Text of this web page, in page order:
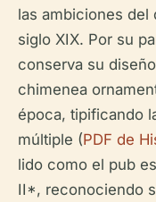
las ambiciones del
siglo XIX. Por su
conserva su
chimenea
época, tipificando
múltiple (PDF de
lido como el pub
II*, reconociendo